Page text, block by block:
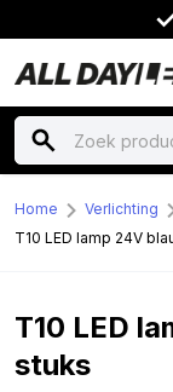
Home Verlichting
T10 LED lamp 24V
T10 LED
stuks